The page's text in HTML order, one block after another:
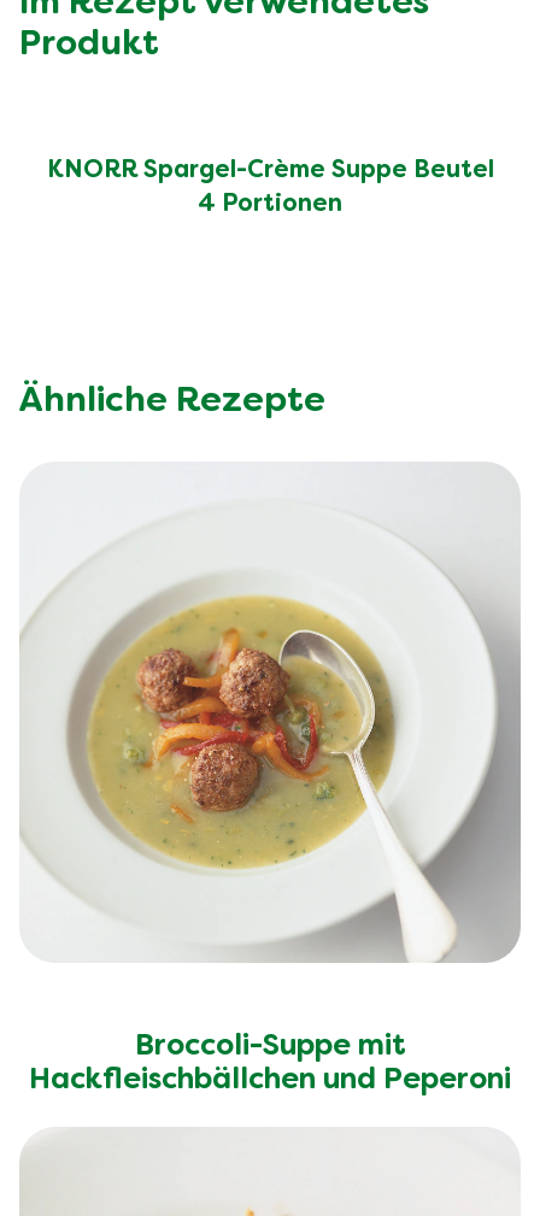
Kohlenhydrate (g)
davon Zucker (g)
Salz (g)
4.4 g
Produkt
KNORR Spargel-Crème Suppe Beutel
4 Portionen
Ähnliche Rezepte
Broccoli-Suppe mit
Hackfleischbällchen und Peperoni